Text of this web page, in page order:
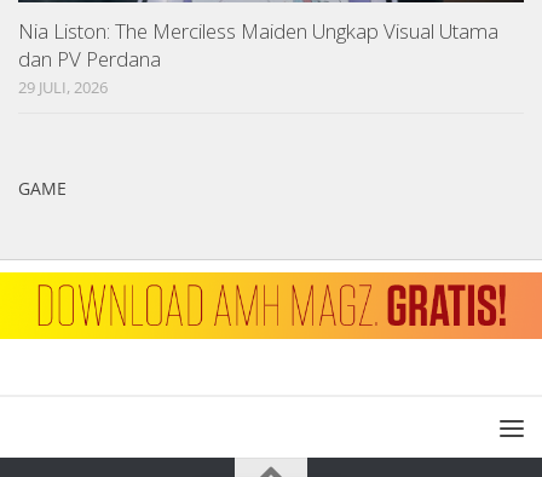
Nia Liston: The Merciless Maiden Ungkap Visual Utama
dan PV Perdana
29 JULI, 2026
GAME